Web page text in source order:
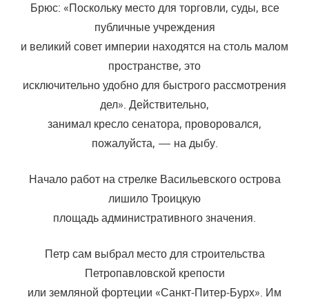
Брюс: «Поскольку место для торговли, суды, все
публичные учреждения
и великий совет империи находятся на столь малом
пространстве, это
исключительно удобно для быстрого рассмотрения
дел». Действительно,
занимал кресло сенатора, проворовался,
пожалуйста, — на дыбу.
Начало работ на стрелке Васильевского острова
лишило Троицкую
площадь административного значения.
Петр сам выбрал место для строительства
Петропавловской крепости
или земляной фортеции «Санкт-Питер-Бурх». Им